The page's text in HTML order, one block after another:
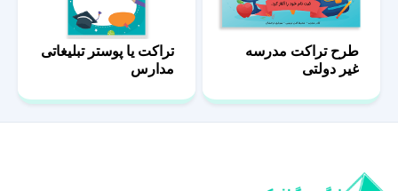
طرح تراکت مدرسه
غیر دولتی
تراکت یا پوستر تبلیغاتی
مدارس